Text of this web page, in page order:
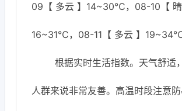
09【 多云 】14~30℃，08-10【 晴
16~31℃，08-11【 多云 】19~34℃
根据实时生活指数。天气舒适
人群来说非常友善。高温时段注意防